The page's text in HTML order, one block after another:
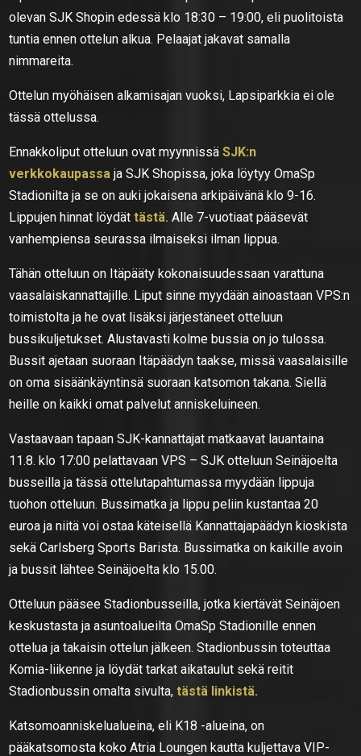
olevan SJK Shopin edessä klo 18:30 – 19:00, eli puolitoista
tuntia ennen ottelun alkua. Pelaajat jakavat samalla
nimmareita.
Ottelun myöhäisen alkamisajan vuoksi, Lapsiparkkia ei ole
tässä ottelussa.
Ennakkoliput otteluun ovat myynnissäSJK:n
verkkokaupassa ja SJK Shopissa, joka löytyy OmaSp
Stadionilta ja se on auki jokaisena arkipäivänä klo 9-16.
Lippujen hinnat löydättästä. Alle 7-vuotiaat pääsevät
vanhempiensa seurassa ilmaiseksi ilman lippua.
Tähän otteluun on Itäpääty kokonaisuudessaan varattuna
vaasalaiskannattajille. Liput sinne myydään ainoastaan VPS:n
toimistolta ja he ovat lisäksi järjestäneet otteluun
bussikuljetukset. Alustavasti kolme bussia on jo tulossa.
Bussit ajetaan suoraan Itäpäädyn taakse, missä vaasalaisille
on oma sisäänkäyntinsä suoraan katsomon takana. Siellä
heille on kaikki omat palvelut anniskeluineen.
Vastaavaan tapaan SJK-kannattajat matkaavat lauantaina
11.8. klo 17:00 pelattavaan VPS – SJK otteluun Seinäjoelta
busseilla ja tässä ottelutapahtumassa myydään lippuja
tuohon otteluun. Bussimatka ja lippu peliin kustantaa 20
euroa ja niitä voi ostaa käteisellä Kannattajapäädyn kioskista
sekä Carlsberg Sports Barista. Bussimatka on kaikille avoin
ja bussit lähtee Seinäjoelta klo 15.00.
Otteluun pääsee Stadionbusseilla, jotka kiertävät Seinäjoen
keskustasta ja asuntoalueilta OmaSp Stadionille ennen
ottelua ja takaisin ottelun jälkeen. Stadionbussin toteuttaa
Komia-liikenne ja löydät tarkat aikataulut sekä reitit
Stadionbussin omalta sivulta, tästä linkistä.
Katsomoanniskelualueina, eli K18 -alueina, on
pääkatsomosta koko Atria Loungen kautta kuljettava VIP-